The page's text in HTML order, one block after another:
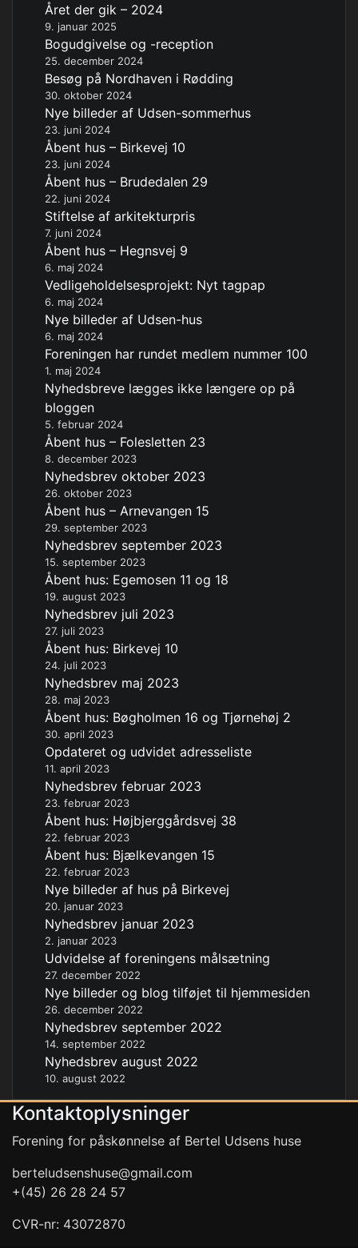
Året der gik – 2024
9. januar 2025
Bogudgivelse og -reception
25. december 2024
Besøg på Nordhaven i Rødding
30. oktober 2024
Nye billeder af Udsen-sommerhus
23. juni 2024
Åbent hus – Birkevej 10
23. juni 2024
Åbent hus – Brudedalen 29
22. juni 2024
Stiftelse af arkitekturpris
7. juni 2024
Åbent hus – Hegnsvej 9
6. maj 2024
Vedligeholdelsesprojekt: Nyt tagpap
6. maj 2024
Nye billeder af Udsen-hus
6. maj 2024
Foreningen har rundet medlem nummer 100
1. maj 2024
Nyhedsbreve lægges ikke længere op på
bloggen
5. februar 2024
Åbent hus – Folesletten 23
8. december 2023
Nyhedsbrev oktober 2023
26. oktober 2023
Åbent hus – Arnevangen 15
29. september 2023
Nyhedsbrev september 2023
15. september 2023
Åbent hus: Egemosen 11 og 18
19. august 2023
Nyhedsbrev juli 2023
27. juli 2023
Åbent hus: Birkevej 10
24. juli 2023
Nyhedsbrev maj 2023
28. maj 2023
Åbent hus: Bøgholmen 16 og Tjørnehøj 2
30. april 2023
Opdateret og udvidet adresseliste
11. april 2023
Nyhedsbrev februar 2023
23. februar 2023
Åbent hus: Højbjerggårdsvej 38
22. februar 2023
Åbent hus: Bjælkevangen 15
22. februar 2023
Nye billeder af hus på Birkevej
20. januar 2023
Nyhedsbrev januar 2023
2. januar 2023
Udvidelse af foreningens målsætning
27. december 2022
Nye billeder og blog tilføjet til hjemmesiden
26. december 2022
Nyhedsbrev september 2022
14. september 2022
Nyhedsbrev august 2022
10. august 2022
Kontaktoplysninger
Forening for påskønnelse af Bertel Udsens huse
berteludsenshuse@gmail.com
+(45) 26 28 24 57
CVR-nr: 43072870